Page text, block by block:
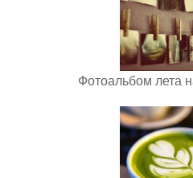
Фотоальбом лета